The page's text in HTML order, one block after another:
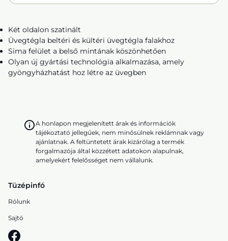
Két oldalon szatinált
Üvegtégla beltéri és kültéri üvegtégla falakhoz
Sima felület a belső mintának köszönhetően
Olyan új gyártási technológia alkalmazása, amely
gyöngyházhatást hoz létre az üvegben
A honlapon megjelenített árak és információk
tájékoztató jellegűek, nem minősülnek reklámnak vagy
ajánlatnak. A feltüntetett árak kizárólag a termék
forgalmazója által közzétett adatokon alapulnak,
amelyekért felelősséget nem vállalunk.
Tüzépinfó
Rólunk
Sajtó